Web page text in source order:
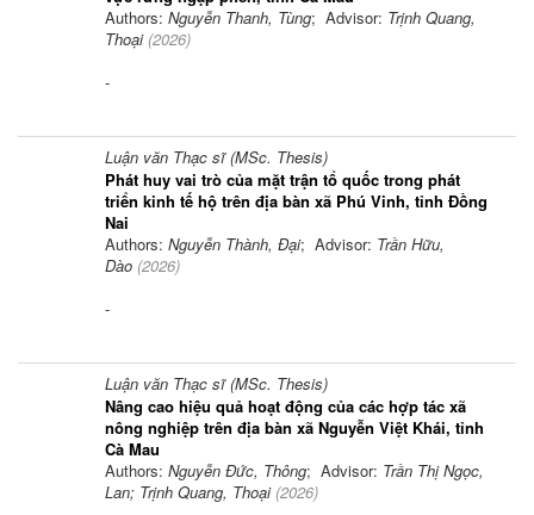
Authors: Nguyễn Thanh, Tùng; Advisor: Trịnh Quang,
Thoại(2026)
-
Luận văn Thạc sĩ (MSc. Thesis)
Phát huy vai trò của mặt trận tổ quốc trong phát
triển kinh tế hộ trên địa bàn xã Phú Vinh, tỉnh Đồng
Nai
Authors: Nguyễn Thành, Đại; Advisor: Trần Hữu,
Dào (2026)
-
Luận văn Thạc sĩ (MSc. Thesis)
Nâng cao hiệu quả hoạt động của các hợp tác xã
nông nghiệp trên địa bàn xã Nguyễn Việt Khái, tỉnh
Cà Mau
Authors: Nguyễn Đức, Thông; Advisor: Trần Thị Ngọc,
Lan; Trịnh Quang, Thoại(2026)